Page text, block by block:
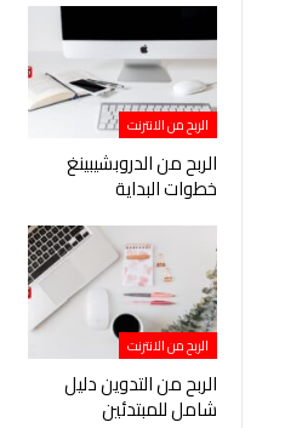
الربح من الانترنت
الربح من الدروبشيبينغ
خطوات البداية
الربح من الانترنت
الربح من التدوين دليل
شامل للمبتدئين